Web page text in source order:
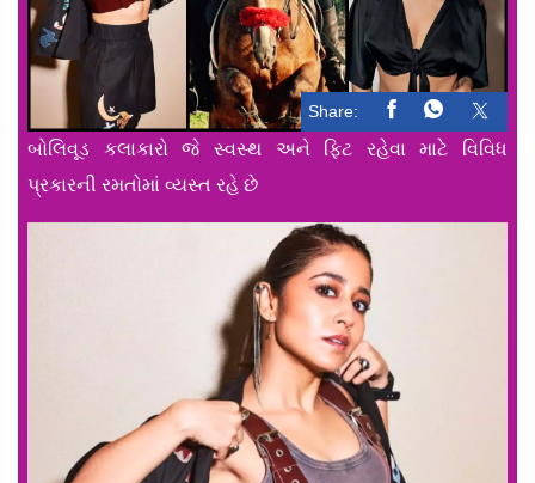
Share:
બોલિવૂડ કલાકારો જે સ્વસ્થ અને ફિટ રહેવા માટે વિવિધ
પ્રકારની રમતોમાં વ્યસ્ત રહે છે